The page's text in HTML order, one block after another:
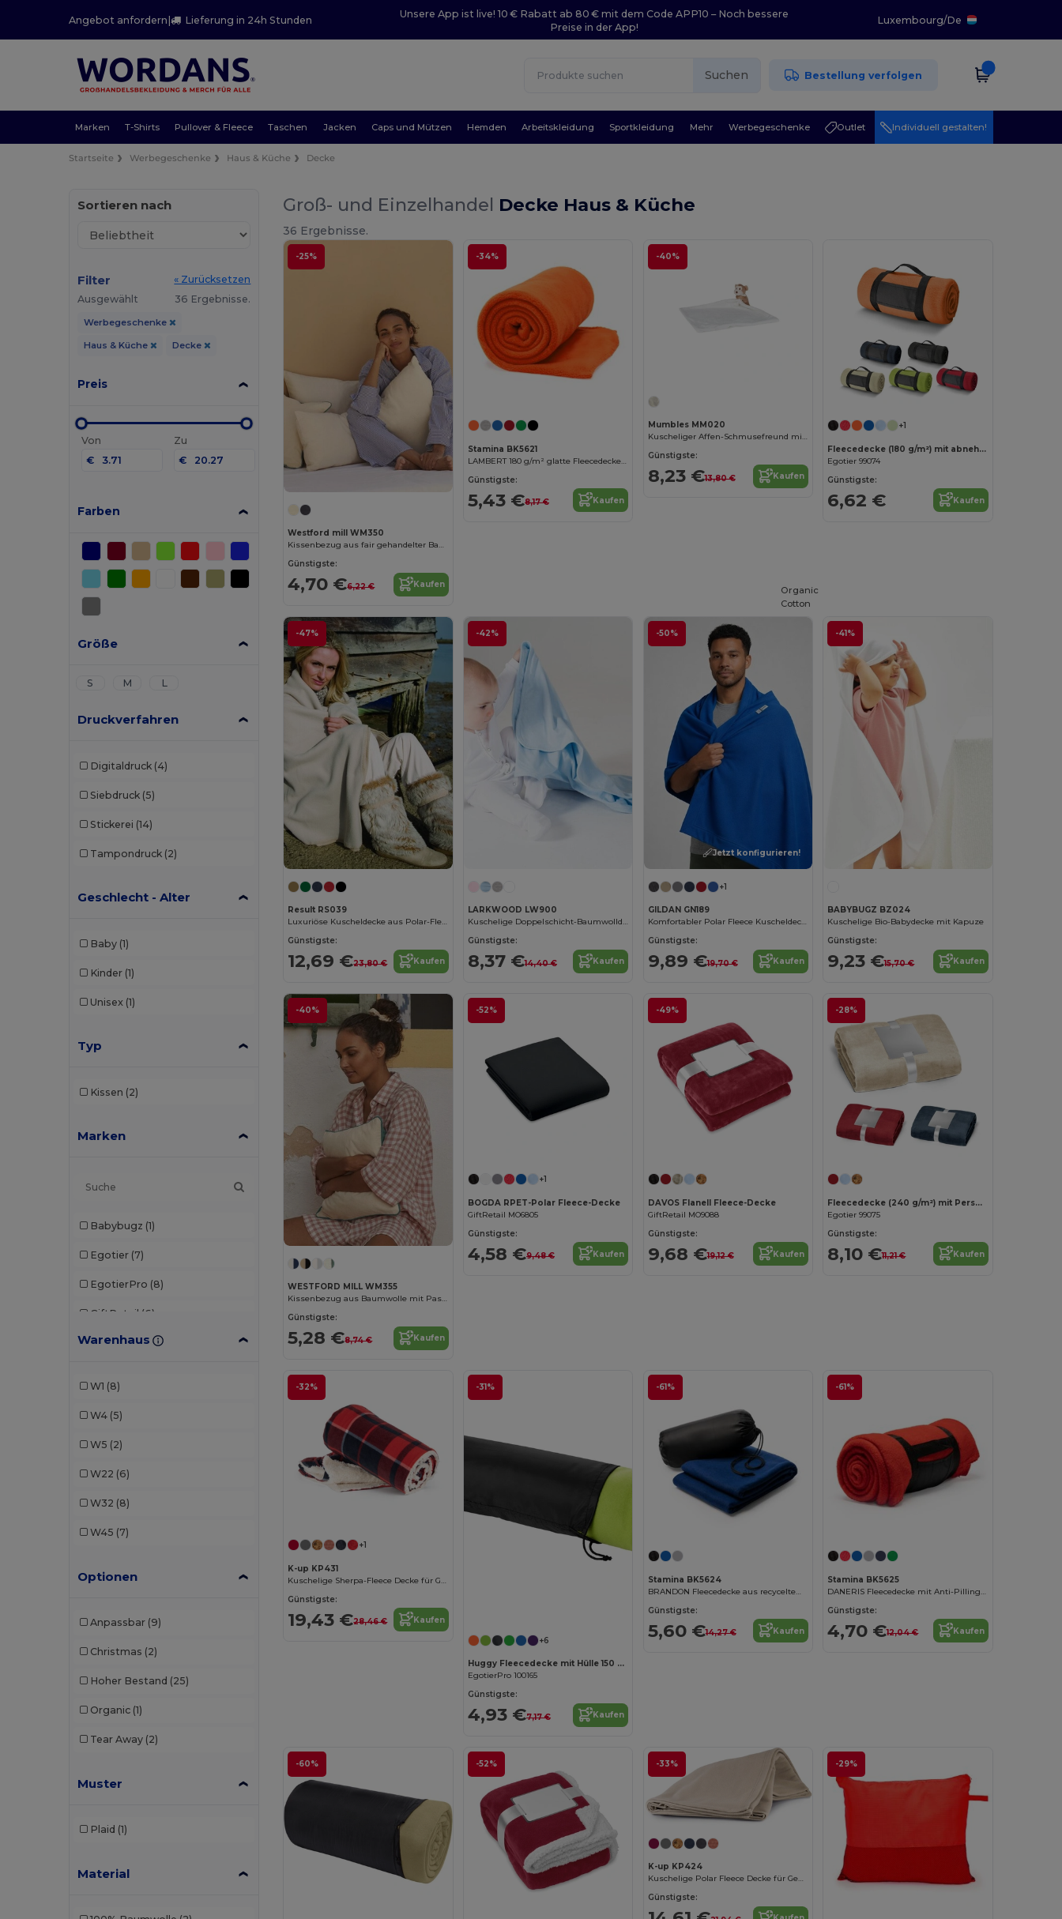
Angebot anfordern| Lieferung in 24h Stunden
Unsere App ist live! 10 € Rabatt ab 80 € mit dem Code APP10 – Noch bessere
Preise in der App!
Luxembourg/De
Suchen Bestellung verfolgen
Marken T-Shirts Pullover & Fleece Taschen Jacken Caps und Mützen Hemden Arbeitskleidung Sportkleidung Mehr Werbegeschenke Outlet Individuell gestalten!
Startseite Werbegeschenke Haus & Küche Decke
Sortieren nach
Filter
« Zurücksetzen
Ausgewählt
36 Ergebnisse.
Werbegeschenke
Haus & Küche Decke
Preis
Von
€
Zu
€
Farben
Größe
S M L
Druckverfahren
Digitaldruck (4)
Siebdruck (5)
Stickerei (14)
Tampondruck (2)
Geschlecht - Alter
Baby (1)
Kinder (1)
Unisex (1)
Typ
Kissen (2)
Marken
Babybugz (1)
Egotier (7)
EgotierPro (8)
GiftRetail (6)
Gildan (1)
Warenhaus
W1 (8)
W4 (5)
W5 (2)
W22 (6)
W32 (8)
W45 (7)
Optionen
Anpassbar (9)
Christmas (2)
Hoher Bestand (25)
Organic (1)
Tear Away (2)
Muster
Plaid (1)
Material
Groß- und Einzelhandel Decke Haus & Küche
36 Ergebnisse.
-25%
Westford mill WM350
Kissenbezug aus fair gehandelter Baumwolle
Günstigste:
4,70 €6,22 € Kaufen
-34%
Stamina BK5621
LAMBERT 180 g/m² glatte Fleecedecke mit Anti-Pilling-Behandlung auf einer Seite
Günstigste:
5,43 €8,17 € Kaufen
-40%
Mumbles MM020
Kuscheliger Affen-Schmusefreund mit Reißverschluss
Günstigste:
8,23 €13,80 € Kaufen
+1
Fleecedecke (180 g/m²) mit abnehmbarem Griff
Egotier 99074
Günstigste:
6,62 € Kaufen
-47%
Result RS039
Luxuriöse Kuscheldecke aus Polar-Fleece
Günstigste:
12,69 €23,80 € Kaufen
-42%
LARKWOOD LW900
Kuschelige Doppelschicht-Baumwolldecke mit Einfassung
Günstigste:
8,37 €14,40 € Kaufen
-50%
Jetzt konfigurieren!
+1
GILDAN GN189
Komfortabler Polar Fleece Kuscheldecke
Günstigste:
9,89 €19,70 € Kaufen
-41%
Organic
Cotton
BABYBUGZ BZ024
Kuschelige Bio-Babydecke mit Kapuze
Günstigste:
9,23 €15,70 € Kaufen
-40%
WESTFORD MILL WM355
Kissenbezug aus Baumwolle mit Paspel
Günstigste:
5,28 €8,74 € Kaufen
-52%
+1
BOGDA RPET-Polar Fleece-Decke
GiftRetail MO6805
Günstigste:
4,58 €9,48 € Kaufen
-49%
DAVOS Flanell Fleece-Decke
GiftRetail MO9088
Günstigste:
9,68 €19,12 € Kaufen
-28%
Fleecedecke (240 g/m²) mit Personalisierungskarte
Egotier 99075
Günstigste:
8,10 €11,21 € Kaufen
-32%
+1
K-up KP431
Kuschelige Sherpa-Fleece Decke für Gemütliche Abende
Günstigste:
19,43 €28,46 € Kaufen
-31%
+6
Huggy Fleecedecke mit Hülle 150 x 120 cm
EgotierPro 100165
Günstigste:
4,93 €7,17 € Kaufen
-61%
Stamina BK5624
BRANDON Fleecedecke aus recyceltem RPET-Polyester mit praktischer Tasche
Günstigste:
5,60 €14,27 € Kaufen
-61%
Stamina BK5625
DANERIS Fleecedecke mit Anti-Pilling-Behandlung
Günstigste:
4,70 €12,04 € Kaufen
-60% -52% -33%
K-up KP424
Kuschelige Polar Fleece Decke für Gemütlichkeit
Günstigste:
-29%